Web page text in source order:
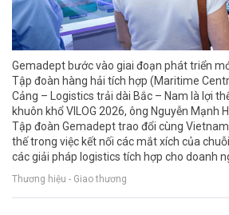
Gemadept bước vào giai đoạn phát triển
Tập đoàn hàng hải tích hợp (Maritime
Cảng – Logistics trải dài Bắc – Nam là lợi
khuôn khổ VILOG 2026, ông Nguyễn Mạnh
Tập đoàn Gemadept trao đổi cùng
thế trong việc kết nối các mắt xích của
các giải pháp logistics tích hợp cho doanh
Thương hiệu - Giao thương